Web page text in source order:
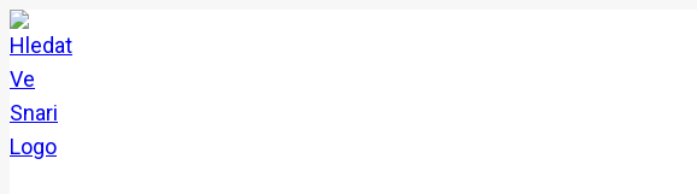
Přeskočit
na
obsah